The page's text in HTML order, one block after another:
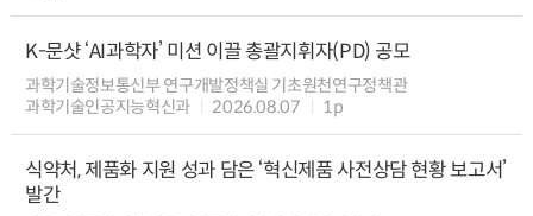
K-문샷 ‘AI과학자’ 미션 이끌 총괄지휘자(PD) 공모
과학기술정보통신부 연구개발정책실 기초원천연구정책관
과학기술인공지능혁신과
2026.08.07 1p
식약처, 제품화 지원 성과 담은 ‘혁신제품 사전상담 현황 보고서’
발간